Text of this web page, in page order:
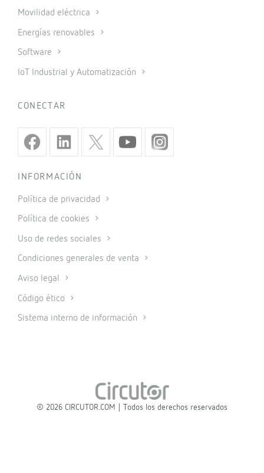
Movilidad eléctrica
Energías renovables
Software
IoT Industrial y Automatización
CONECTAR
INFORMACIÓN
Política de privacidad
Política de cookies
Uso de redes sociales
Condiciones generales de venta
Aviso legal
Código ético
Sistema interno de información
© 2026 CIRCUTOR.COM | Todos los derechos reservados